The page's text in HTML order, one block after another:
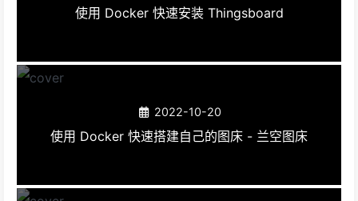
使用 Docker 快速安装 Thingsboard
2022-10-20
使用 Docker 快速搭建自己的图床 - 兰空图床